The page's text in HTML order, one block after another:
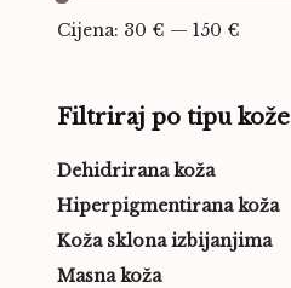
Cijena: 30 € — 150 €
Filtriraj po tipu kože
Dehidrirana koža
Hiperpigmentirana koža
Koža sklona izbijanjima
Masna koža